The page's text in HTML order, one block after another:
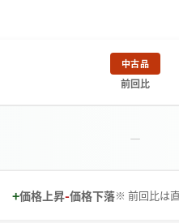
中古品
前回比
－
+価格上昇-価格下落※ 前回比は